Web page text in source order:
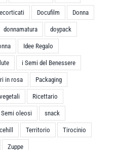
Docufilm Donna
donnamatura doypack
Idee Regalo
i Semi del Benessere
in rosa Packaging
Ricettario
Semi oleosi snack
Territorio Tirocinio
Zuppe